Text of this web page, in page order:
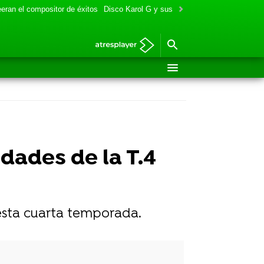
el compositor de éxitos Disco Karol G y sus colaboraciones
de la T.4
cuarta temporada.